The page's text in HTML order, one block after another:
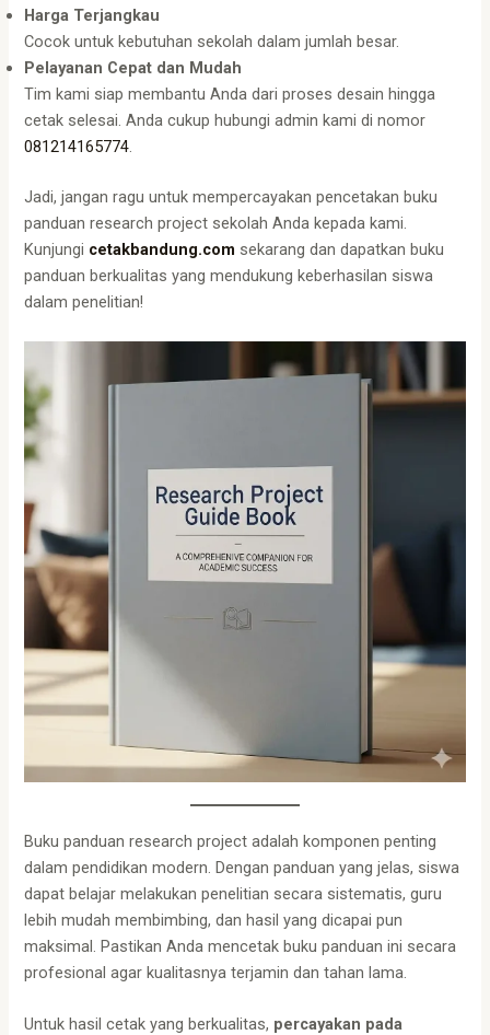
Harga Terjangkau
Cocok untuk kebutuhan sekolah dalam jumlah besar.
Pelayanan Cepat dan Mudah
Tim kami siap membantu Anda dari proses desain hingga
cetak selesai. Anda cukup hubungi admin kami di nomor
081214165774.
Jadi, jangan ragu untuk mempercayakan pencetakan buku
panduan research project sekolah Anda kepada kami.
Kunjungi cetakbandung.com sekarang dan dapatkan buku
panduan berkualitas yang mendukung keberhasilan siswa
dalam penelitian!
Buku panduan research project adalah komponen penting
dalam pendidikan modern. Dengan panduan yang jelas, siswa
dapat belajar melakukan penelitian secara sistematis, guru
lebih mudah membimbing, dan hasil yang dicapai pun
maksimal. Pastikan Anda mencetak buku panduan ini secara
profesional agar kualitasnya terjamin dan tahan lama.
Untuk hasil cetak yang berkualitas, percayakan pada